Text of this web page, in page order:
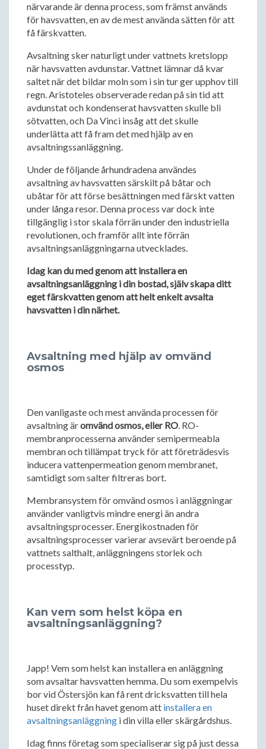
närvarande är denna process, som främst används
för havsvatten, en av de mest använda sätten för att
få färskvatten.
Avsaltning sker naturligt under vattnets kretslopp
när havsvatten avdunstar. Vattnet lämnar då kvar
saltet när det bildar moln som i sin tur ger upphov till
regn. Aristoteles observerade redan på sin tid att
avdunstat och kondenserat havsvatten skulle bli
sötvatten, och Da Vinci insåg att det skulle
underlätta att få fram det med hjälp av en
avsaltningssanläggning.
Under de följande århundradena användes
avsaltning av havsvatten särskilt på båtar och
ubåtar för att förse besättningen med färskt vatten
under långa resor. Denna process var dock inte
tillgänglig i stor skala förrän under den industriella
revolutionen, och framför allt inte förrän
avsaltningsanläggningarna utvecklades.
Idag kan du med genom att installera en
avsaltningsanläggning i din bostad, själv skapa ditt
eget färskvatten genom att helt enkelt avsalta
havsvatten i din närhet.
Avsaltning med hjälp av omvänd
osmos
Den vanligaste och mest använda processen för
avsaltning äromvänd osmos, eller RO. RO-
membranprocesserna använder semipermeabla
membran och tillämpat tryck för att företrädesvis
inducera vattenpermeation genom membranet,
samtidigt som salter filtreras bort.
Membransystem för omvänd osmos i anläggningar
använder vanligtvis mindre energi än andra
avsaltningsprocesser. Energikostnaden för
avsaltningsprocesser varierar avsevärt beroende på
vattnets salthalt, anläggningens storlek och
processtyp.
Kan vem som helst köpa en
avsaltningsanläggning?
Japp! Vem som helst kan installera en anläggning
som avsaltar havsvatten hemma. Du som exempelvis
bor vid Östersjön kan få rent dricksvatten till hela
huset direkt från havet genom att installera en
avsaltningsanläggning i din villa eller skärgårdshus.
Idag finns företag som specialiserar sig på just dessa